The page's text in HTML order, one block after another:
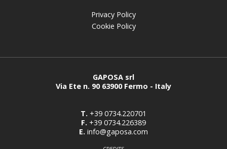
Privacy Policy
Cookie Policy
GAPOSA srl
Via Ete n. 90 63900 Fermo - Italy
T. +39 0734.220701
F. +39 0734.226389
E. info@gaposa.com